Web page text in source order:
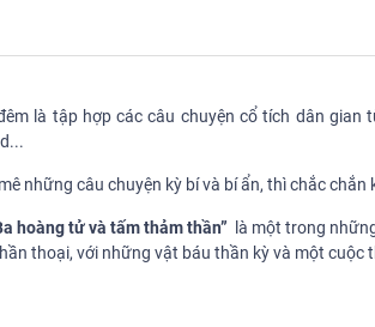
là tập hợp các câu chuyện cổ tích dân
những câu chuyện kỳ bí và bí ẩn, thì chắc
hoàng tử và tấm thảm thần” là một trong
thoại, với những vật báu thần kỳ và một cuộc